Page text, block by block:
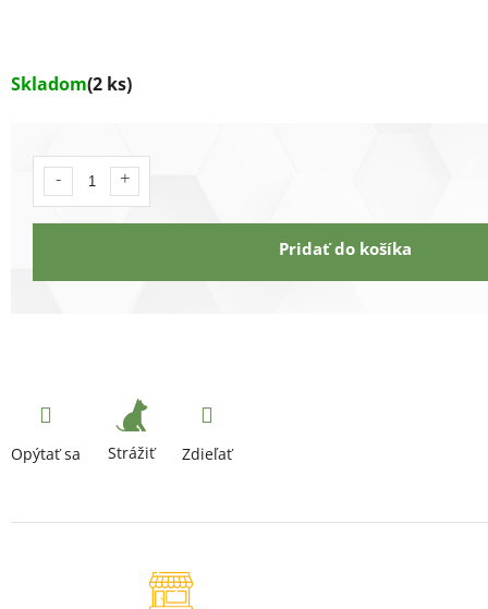
Skladom(2 ks)
Pridať do košíka
Opýtať sa Strážiť Zdieľať